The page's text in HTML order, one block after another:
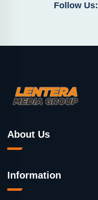
Follow Us:
About Us
Information